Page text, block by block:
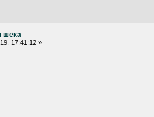
шека
17:41:12 »